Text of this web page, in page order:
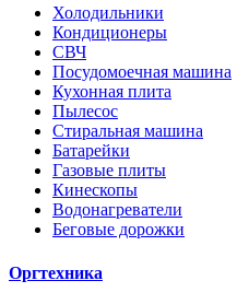
Холодильники
Кондиционеры
СВЧ
Посудомоечная машина
Кухонная плита
Пылесос
Стиральная машина
Батарейки
Газовые плиты
Кинескопы
Водонагреватели
Беговые дорожки
Оргтехника